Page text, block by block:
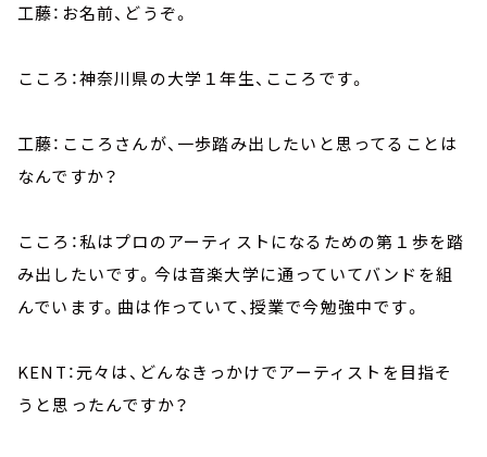
工藤：お名前、どうぞ。
こころ：神奈川県の大学１年生、こころです。
工藤：こころさんが、一歩踏み出したいと思ってることは
なんですか？
こころ：私はプロのアーティストになるための第１歩を踏
み出したいです。今は音楽大学に通っていてバンドを組
んでいます。曲は作っていて、授業で今勉強中です。
KENT：元々は、どんなきっかけでアーティストを目指そ
うと思ったんですか？